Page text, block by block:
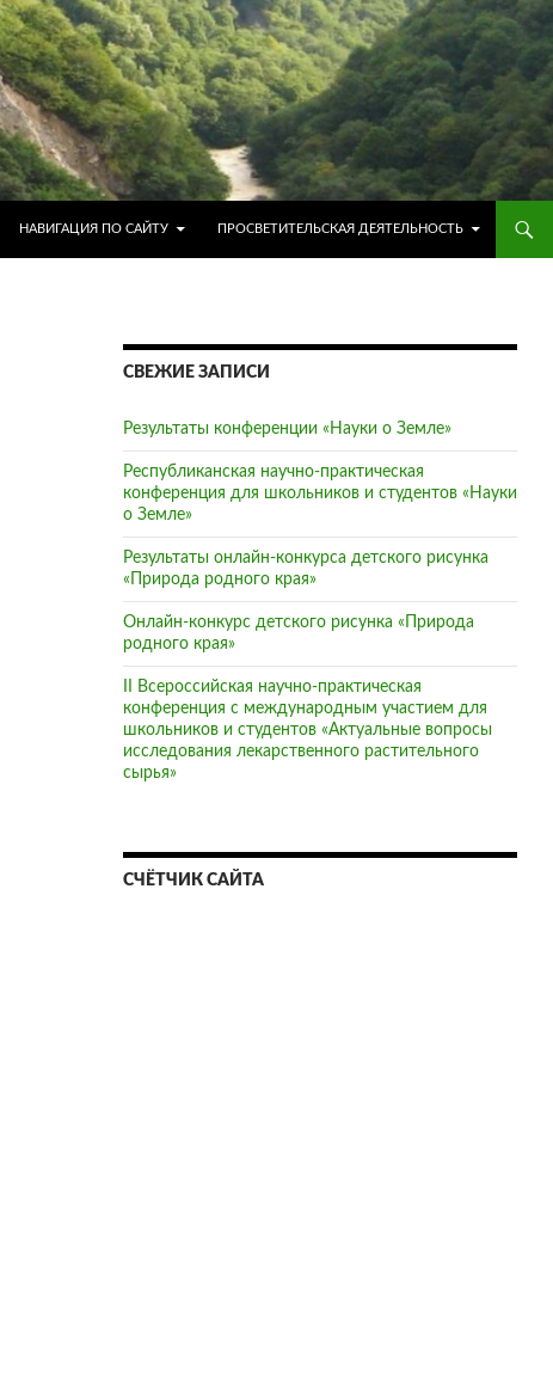
НАВИГАЦИЯ ПО САЙТУ
ПРОСВЕТИТЕЛЬСКАЯ ДЕЯТЕЛЬНОСТЬ
СВЕЖИЕ ЗАПИСИ
Результаты конференции «Науки о Земле»
Республиканская научно-практическая
конференция для школьников и студентов «Науки
о Земле»
Результаты онлайн-конкурса детского рисунка
«Природа родного края»
Онлайн-конкурс детского рисунка «Природа
родного края»
II Всероссийская научно-практическая
конференция с международным участием для
школьников и студентов «Актуальные вопросы
исследования лекарственного растительного
сырья»
СЧЁТЧИК САЙТА